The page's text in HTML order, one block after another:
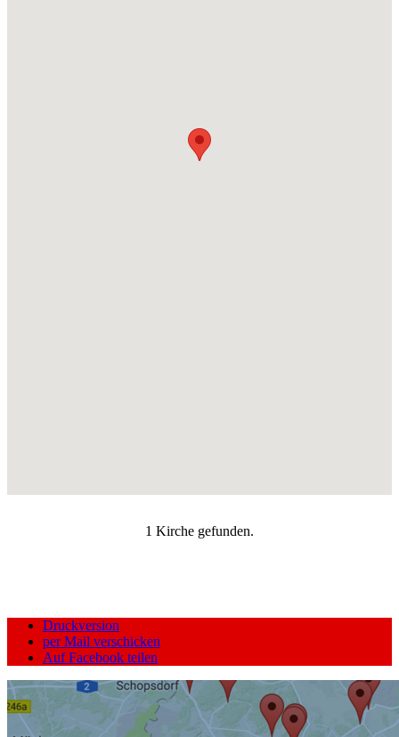
1 Kirche gefunden.
Druckversion
per Mail verschicken
Auf Facebook teilen